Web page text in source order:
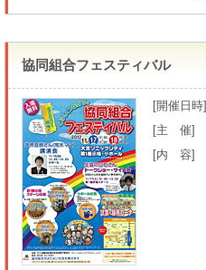
協同組合フェスティバル
[開催日時]
[主 催]
[内 容]